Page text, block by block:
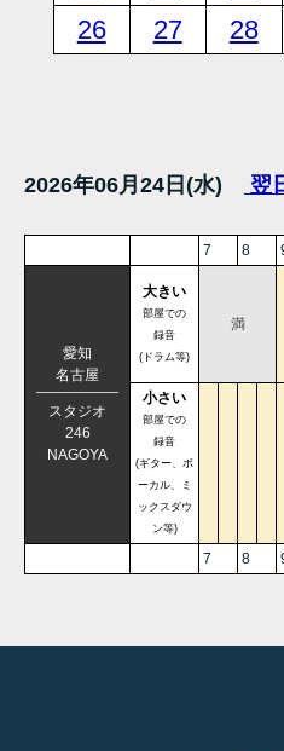
26
27 28
2026年06月24日(水) 翌
7 8
愛知
名古屋
スタジオ
246
NAGOYA
大きい
部屋での
録音
(ドラム等)
満
小さい
部屋での
録音
(ギター、ボ
ーカル、ミ
ックスダウ
ン等)
7 8